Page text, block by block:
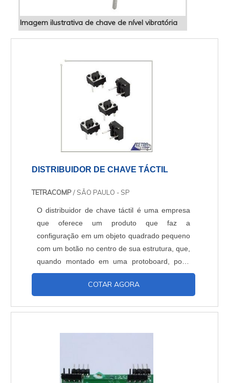
Imagem ilustrativa de chave de nível vibratória
DISTRIBUIDOR DE CHAVE TÁCTIL
TETRACOMP/ SÃO PAULO - SP
O distribuidor de chave táctil é uma empresa
que oferece um produto que faz a
configuração em um objeto quadrado pequeno
com um botão no centro de sua estrutura, que,
quando montado em uma protoboard, pode
ser utilizado para desenvolver um circuito para
programar duas atividades em somente um
a ação de uma espécie de interruptor com o
COTAR AGORA